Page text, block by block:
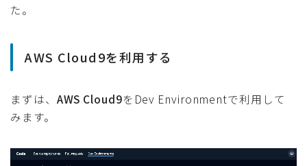
た。
AWS Cloud9を利用する
まずは、 AWS Cloud9をDev Environmentで利用して
みます。